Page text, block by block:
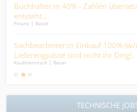
Buchhalter:in 40% - Zahlen
entsteht....
Finanz | Basel
Sachbearbeiter:in Einkauf 100%
Lieferengpässe sind nicht ihr Ding!.
Kaufmännisch | Basel
TECHNISCHE